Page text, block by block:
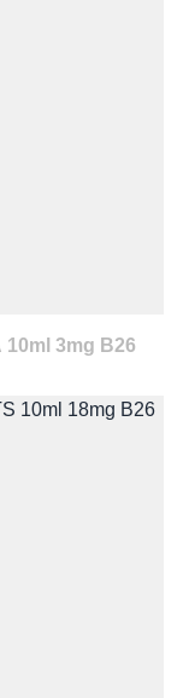
10ml 3mg B26